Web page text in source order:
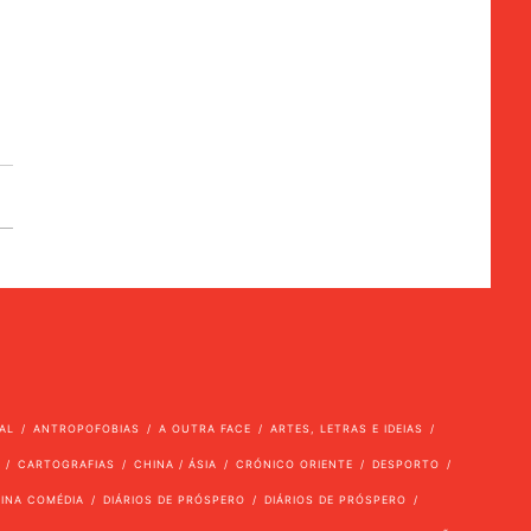
ANTROPOFOBIAS A OUTRA FACE ARTES, LETRAS E IDEIAS
CARTOGRAFIAS CHINA / ÁSIA CRÓNICO ORIENTE DESPORTO
COMÉDIA DIÁRIOS DE PRÓSPERO DIÁRIOS DE PRÓSPERO